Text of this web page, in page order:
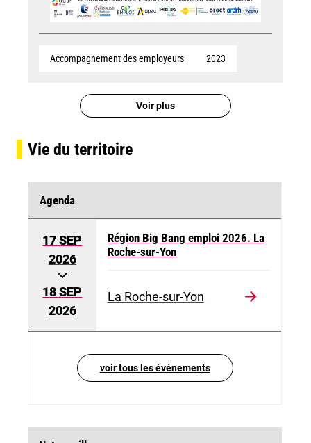
Accompagnement des employeurs 2023
Voir plus
Vie du territoire
Agenda
17 SEP
2026
18 SEP
2026
Région Big Bang emploi 2026. La
Roche-sur-Yon
La Roche-sur-Yon
voir tous les événements